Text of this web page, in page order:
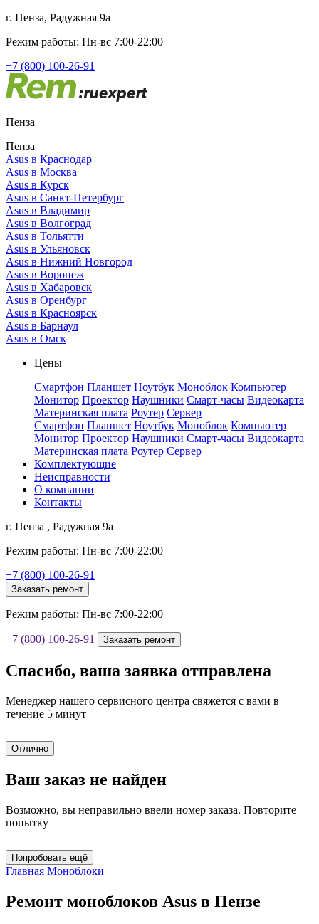
г. Пенза, Радужная 9а
Режим работы: Пн-вс 7:00-22:00
+7 (800) 100-26-91
Пенза
Пенза
Asus в Краснодар
Asus в Москва
Asus в Курск
Asus в Санкт-Петербург
Asus в Владимир
Asus в Волгоград
Asus в Тольятти
Asus в Ульяновск
Asus в Нижний Новгород
Asus в Воронеж
Asus в Хабаровск
Asus в Оренбург
Asus в Красноярск
Asus в Барнаул
Asus в Омск
Цены
Смартфон Планшет Ноутбук Моноблок Компьютер
Монитор Проектор Наушники Смарт-часы Видеокарта
Материнская плата Роутер Сервер
Смартфон Планшет Ноутбук Моноблок Компьютер
Монитор Проектор Наушники Смарт-часы Видеокарта
Материнская плата Роутер Сервер
Комплектующие
Неисправности
О компании
Контакты
г. Пенза , Радужная 9а
Режим работы: Пн-вс 7:00-22:00
+7 (800) 100-26-91
Заказать ремонт
Режим работы: Пн-вс 7:00-22:00
+7 (800) 100-26-91 Заказать ремонт
Спасибо, ваша заявка отправлена
Менеджер нашего сервисного центра свяжется с вами в
течение 5 минут
Отлично
Ваш заказ не найден
Возможно, вы неправильно ввели номер заказа. Повторите
попытку
Попробовать ещё
Главная Моноблоки
Ремонт моноблоков Asus в Пензе